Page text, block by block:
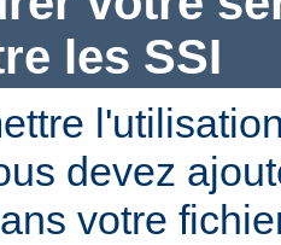
les SSI
devez
votre